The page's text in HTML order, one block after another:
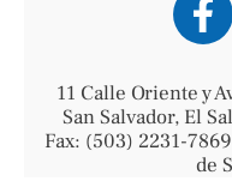
11 Calle Oriente y
San Salvador, El
Fax: (503) 2231-
de